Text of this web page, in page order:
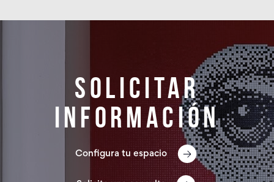
Solicitar
información
Configura tu espacio